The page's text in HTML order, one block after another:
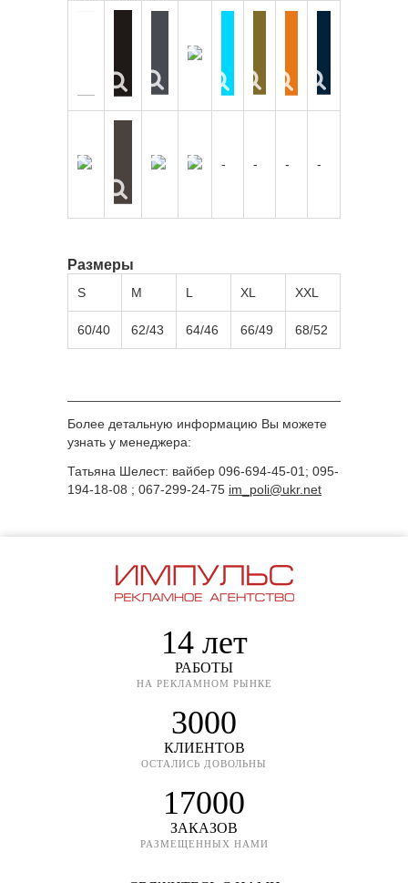
- - - -
Размеры
S M L XL XXL
60/40 62/43 64/46 66/49 68/52
Более детальную информацию Вы можете
узнать у менеджера:
Татьяна Шелест: вайбер 096-694-45-01; 095-
194-18-08 ; 067-299-24-75 im_poli@ukr.net
14 лет
РАБОТЫ
НА РЕКЛАМНОМ РЫНКЕ
3000
КЛИЕНТОВ
ОСТАЛИСЬ ДОВОЛЬНЫ
17000
ЗАКАЗОВ
РАЗМЕЩЕННЫХ НАМИ